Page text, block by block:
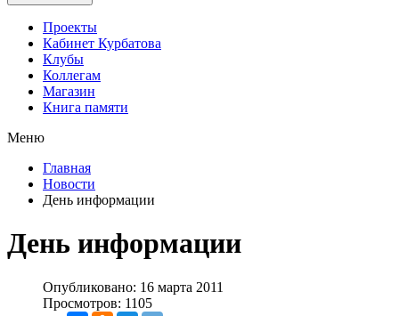
Проекты
Кабинет Курбатова
Клубы
Коллегам
Магазин
Книга памяти
Меню
Главная
Новости
День информации
День информации
Опубликовано: 16 марта 2011
Просмотров: 1105